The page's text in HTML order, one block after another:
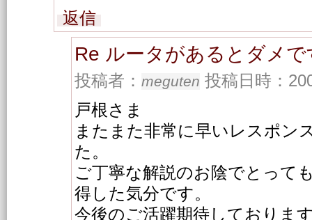
返信
Re ルータがあるとダメで
投稿者： meguten 投稿日時：
戸根さま
またまた非常に早いレスポン
た。
ご丁寧な解説のお陰でとって
得した気分です。
今後のご活躍期待しておりま